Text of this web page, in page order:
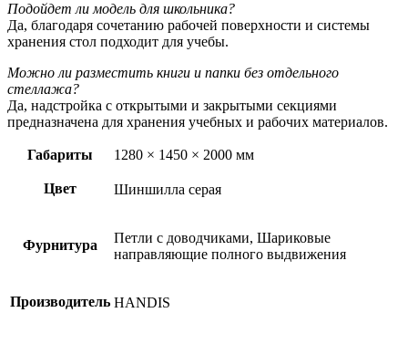
Подойдет ли модель для школьника?
Да, благодаря сочетанию рабочей поверхности и системы
хранения стол подходит для учебы.
Можно ли разместить книги и папки без отдельного
стеллажа?
Да, надстройка с открытыми и закрытыми секциями
предназначена для хранения учебных и рабочих материалов.
Габариты 1280 × 1450 × 2000 мм
Цвет Шиншилла серая
Фурнитура
Петли с доводчиками, Шариковые
направляющие полного выдвижения
Производитель HANDIS